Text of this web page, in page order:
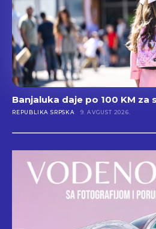
Banjaluka daje po 100 KM za
REPUBLIKA SRPSKA 9. AVGUST 2026.